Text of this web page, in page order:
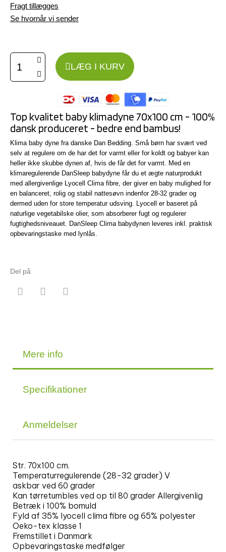
Fragt tillægges
Se hvornår vi sender
LÆG I KURV
Top kvalitet baby klimadyne 70x100 cm - 100%
dansk produceret - bedre end bambus!
Klima baby dyne fra danske Dan Bedding. Små børn har svært ved
selv at regulere om de har det for varmt eller for koldt og babyer kan
heller ikke skubbe dynen af, hvis de får det for varmt. Med en
klimaregulerende DanSleep babydyne får du et ægte naturprodukt
med allergivenlige Lyocell Clima fibre, der giver en baby mulighed for
en balanceret, rolig og stabil nattesøvn indenfor 28-32 grader og
dermed uden for store temperatur udsving. Lyocell er baseret på
naturlige vegetabilske olier, som absorberer fugt og regulerer
fugtighedsniveauet. DanSleep Clima babydynen leveres inkl. praktisk
opbevaringstaske med lynlås.
Del på
Mere info
Specifikationer
Anmeldelser
Str. 70x100 cm.
Temperaturregulerende (28-32 grader) V
askbar ved 60 grader
Kan tørretumbles ved op til 80 grader Allergivenlig
Betræk i 100% bomuld
Fyld af 35% lyocell clima fibre og 65% polyester
Oeko-tex klasse 1
Fremstillet i Danmark
Opbevaringstaske medfølger